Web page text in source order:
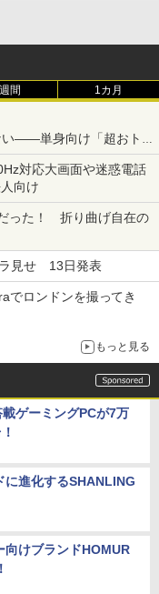
間 1カ月
――単身向け「超おトク
対応大画面や迷惑電話
向け
った！ 折り曲げ自在の
見せ 13日発表
でロンドンを撮ってき
もっと見る
ゲーミングPCが7万
に進化するSHANLING
向けブランドHOMUR